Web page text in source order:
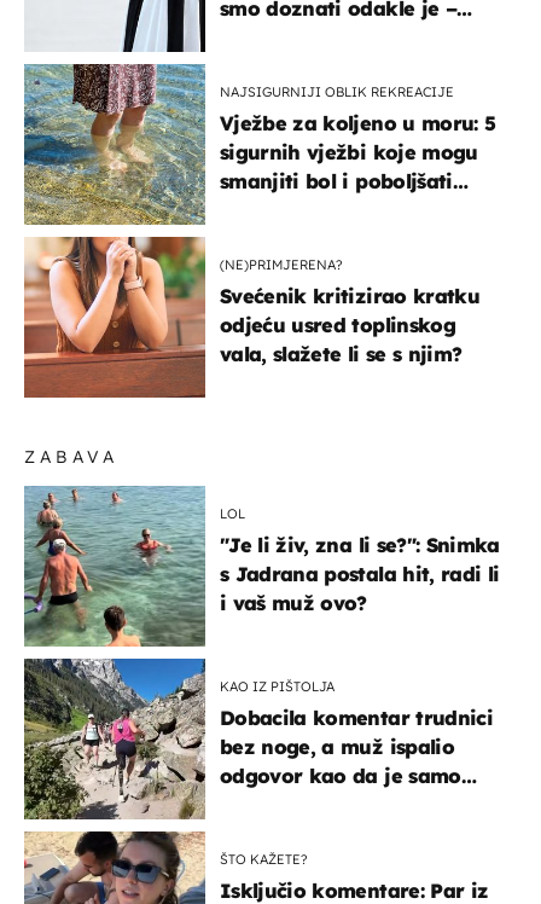
ZABAVA
LOL
"Je li živ, zna li se?": Snimka
s Jadrana postala hit, radi li
i vaš muž ovo?
KAO IZ PIŠTOLJA
Dobacila komentar trudnici
bez noge, a muž ispalio
odgovor kao da je samo
ŠTO KAŽETE?
Isključio komentare: Par iz
smo doznati odakle je –
NAJSIGURNIJI OBLIK REKREACIJE
Vježbe za koljeno u moru: 5
sigurnih vježbi koje mogu
smanjiti bol i poboljšati
(NE)PRIMJERENA?
Svećenik kritizirao kratku
odjeću usred toplinskog
vala, slažete li se s njim?